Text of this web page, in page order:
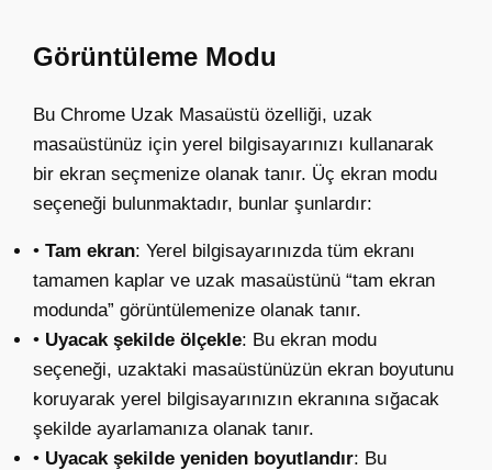
Görüntüleme Modu
Bu Chrome Uzak Masaüstü özelliği, uzak
masaüstünüz için yerel bilgisayarınızı kullanarak
bir ekran seçmenize olanak tanır. Üç ekran modu
seçeneği bulunmaktadır, bunlar şunlardır:
• Tam ekran: Yerel bilgisayarınızda tüm ekranı
tamamen kaplar ve uzak masaüstünü “tam ekran
modunda” görüntülemenize olanak tanır.
• Uyacak şekilde ölçekle: Bu ekran modu
seçeneği, uzaktaki masaüstünüzün ekran boyutunu
koruyarak yerel bilgisayarınızın ekranına sığacak
şekilde ayarlamanıza olanak tanır.
• Uyacak şekilde yeniden boyutlandır: Bu